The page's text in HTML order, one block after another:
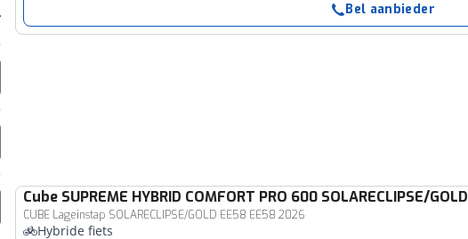
Bel aanbieder
Cube SUPREME HYBRID COMFORT PRO 600 SOLARECLIPSE/GOLD
CUBE Lageinstap SOLARECLIPSE/GOLD EE58 EE58 2026
Hybride fiets